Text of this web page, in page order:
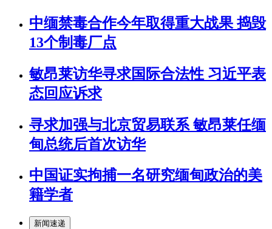
中缅禁毒合作今年取得重大战果 捣毁
13个制毒厂点
敏昂莱访华寻求国际合法性 习近平表
态回应诉求
寻求加强与北京贸易联系 敏昂莱任缅
甸总统后首次访华
中国证实拘捕一名研究缅甸政治的美
籍学者
新闻速递